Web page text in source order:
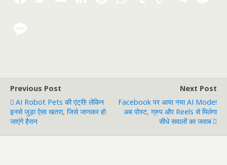
Previous Post
AI Robot Pets की एंट्री! लेकिन
इनसे जुड़ा ऐसा खतरा, जिसे जानकर हो
जाएंगे हैरान
Next Post
Facebook पर आया नया AI Mode!
अब पोस्ट, ग्रुप और Reels से मिलेगा
सीधे सवालों का जवाब